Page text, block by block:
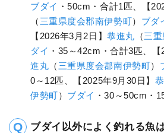
ブダイ ・50cm・合計1匹、【
（ 三重県度会郡南伊勢町） ブダ
【2026年3月2日】恭進丸 （三重
ダイ ・35～42cm・合計3匹、【
進丸 （ 三重県度会郡南伊勢町）
0～12匹、【2025年9月30日】
伊勢町） ブダイ ・30～50cm・
ブダイ以外によく釣れる魚